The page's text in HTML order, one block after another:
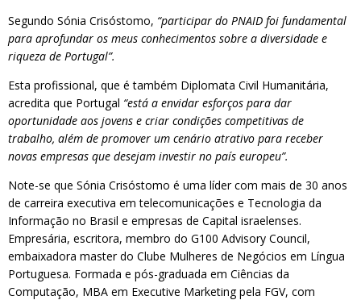
Segundo Sónia Crisóstomo, “participar do PNAID foi fundamental
para aprofundar os meus conhecimentos sobre a diversidade e
riqueza de Portugal”.
Esta profissional, que é também Diplomata Civil Humanitária,
acredita que Portugal “está a envidar esforços para dar
oportunidade aos jovens e criar condições competitivas de
trabalho, além de promover um cenário atrativo para receber
novas empresas que desejam investir no país europeu”.
Note-se que Sónia Crisóstomo é uma líder com mais de 30 anos
de carreira executiva em telecomunicações e Tecnologia da
Informação no Brasil e empresas de Capital israelenses.
Empresária, escritora, membro do G100 Advisory Council,
embaixadora master do Clube Mulheres de Negócios em Língua
Portuguesa. Formada e pós-graduada em Ciências da
Computação, MBA em Executive Marketing pela FGV, com